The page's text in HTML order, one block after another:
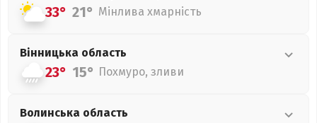
33° 21° Мінлива хмарність
Вінницька область
23° 15° Похмуро, зливи
Волинська область